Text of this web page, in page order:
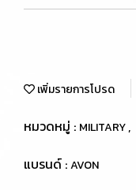
เพิ่มรายการโปรด
หมวดหมู่ : MILITARY,
แบรนด์ :AVON